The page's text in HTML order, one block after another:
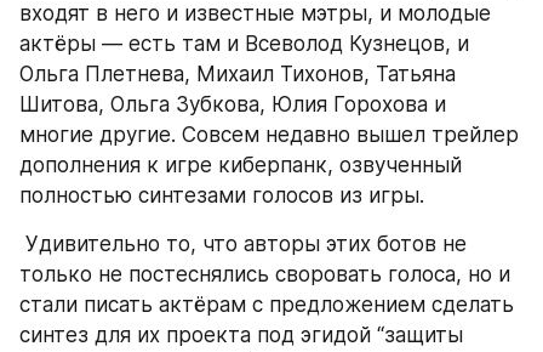
входят в него и известные мэтры, и молодые
актёры — есть там и Всеволод Кузнецов, и
Ольга Плетнева, Михаил Тихонов, Татьяна
Шитова, Ольга Зубкова, Юлия Горохова и
многие другие. Совсем недавно вышел трейлер
дополнения к игре киберпанк, озвученный
полностью синтезами голосов из игры.
только не постеснялись своровать голоса, но и
стали писать актёрам с предложением сделать
синтез для их проекта под эгидой “защиты